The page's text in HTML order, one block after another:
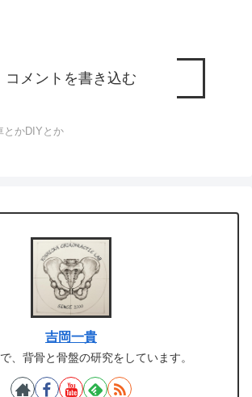
コメントを書き込む
とかDIYとか
吉岡一貴
、背骨と骨盤の研究をしています。